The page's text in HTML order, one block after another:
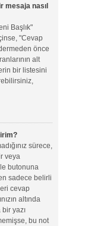
mesaja nasıl
Başlık"
"Cevap
önce
alt
bir listesini
sürece,
veya
butonuna
sadece belirli
cevap
altında
yazı
bu not